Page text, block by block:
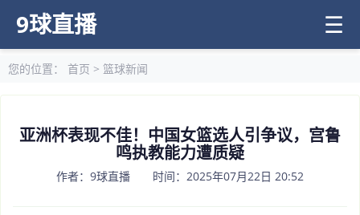
9球直播 ☰
您的位置： 首页 > 篮球新闻
亚洲杯表现不佳！中国女篮选人引争议，宫鲁
鸣执教能力遭质疑
作者：9球直播 时间：2025年07月22日 20:52